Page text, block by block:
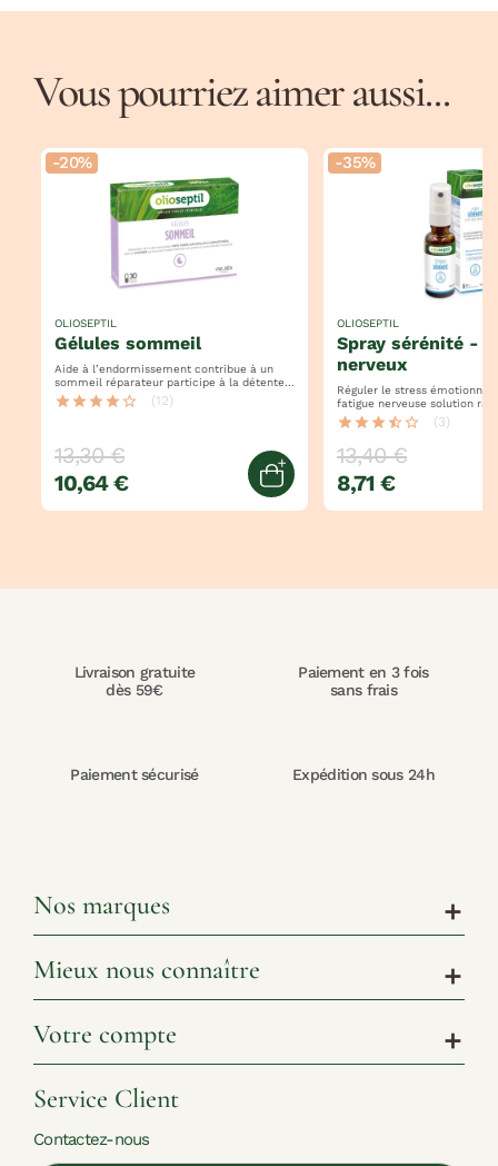
Vous pourriez aimer aussi...
au panier
-20%
gélules sommeil
OLIOSEPTIL
Aide à l’endormissement contribue à un
sommeil réparateur participe à la détente
et la relaxation
star star star star star_border (12)
13,30 €
10,64 €
Ajouter au panier
-35%
spray sérénité - équilibre
nerveux
OLIOSEPTIL
Réguler le stress émotionnel réduire la
fatigue nerveuse solution
star star star star_half star_border (3)
13,40 €
8,71 €
Livraison gratuite
dès 59€
Paiement en 3 fois
sans frais
Paiement sécurisé Expédition sous 24h
Nos marques add
Mieux nous connaître add
Votre compte add
Service Client
Contactez-nous